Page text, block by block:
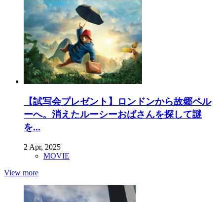
【試写会プレゼント】ロンドンから故郷ペル
ーへ。消えたルーシーおばさんを探して謎
を...
2 Apr, 2025
MOVIE
View more